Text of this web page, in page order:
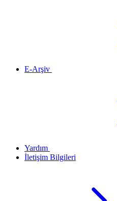
E-Arşiv
Yardım
İletişim Bilgileri